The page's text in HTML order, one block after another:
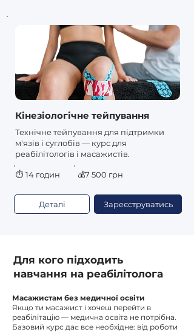
Кінезіологічне тейпування
Технічне тейпування для підтримки
м'язів і суглобів — курс для
реабілітологів і масажистів.
⏱ 14 годин 💰7 500 грн
Деталі Зареєструватись
Для кого підходить
навчання на реабілітолога
Масажистам без медичної освіти
Якщо ти масажист і хочеш перейти в
реабілітацію — медична освіта не потрібна.
Базовий курс дає все необхідне: від роботи